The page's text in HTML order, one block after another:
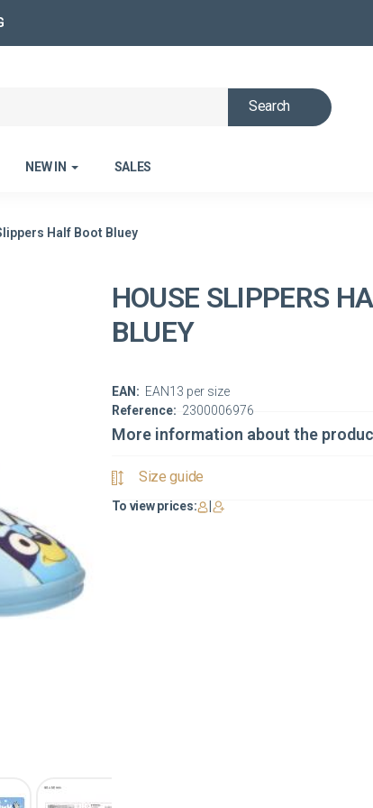
Search
NEW IN SALES
Half Boot Bluey
HOUSE SLIPPERS
BLUEY
Reference: 2300006976
EAN: EAN13 per size
More information about the
Size guide
To view prices: